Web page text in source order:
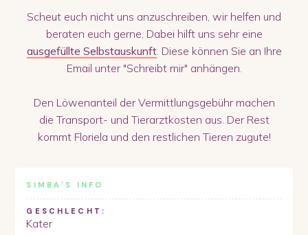
Scheut euch nicht uns anzuschreiben, wir helfen und
beraten euch gerne. Dabei hilft uns sehr eine
ausgefüllte Selbstauskunft. Diese können Sie an Ihre
Email unter "Schreibt mir" anhängen.
Den Löwenanteil der Vermittlungsgebühr machen
die Transport- und Tierarztkosten aus. Der Rest
kommt Floriela und den restlichen Tieren zugute!
SIMBA 'S INFO
GESCHLECHT:
Kater